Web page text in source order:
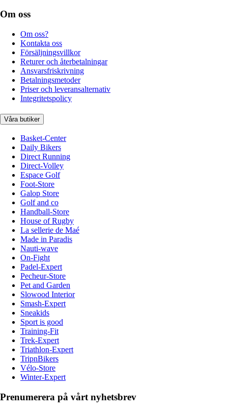
Om oss
Om oss?
Kontakta oss
Försäljningsvillkor
Returer och återbetalningar
Ansvarsfriskrivning
Betalningsmetoder
Priser och leveransalternativ
Integritetspolicy
Våra butiker
Basket-Center
Daily Bikers
Direct Running
Direct-Volley
Espace Golf
Foot-Store
Galop Store
Golf and co
Handball-Store
House of Rugby
La sellerie de Maé
Made in Paradis
Nauti-wave
On-Fight
Padel-Expert
Pecheur-Store
Pet and Garden
Slowood Interior
Smash-Expert
Sneakids
Sport is good
Training-Fit
Trek-Expert
Triathlon-Expert
TripnBikers
Vélo-Store
Winter-Expert
Prenumerera på vårt nyhetsbrev